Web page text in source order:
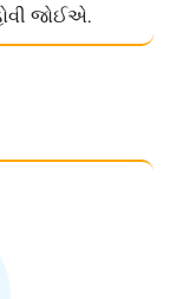
જોઈએ.